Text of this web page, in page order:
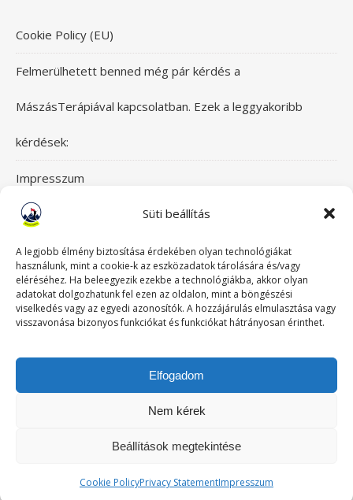
Süti beállítás
A legjobb élmény biztosítása érdekében olyan technológiákat
használunk, mint a cookie-k az eszközadatok tárolására és/vagy
eléréséhez. Ha beleegyezik ezekbe a technológiákba, akkor olyan
adatokat dolgozhatunk fel ezen az oldalon, mint a böngészési
viselkedés vagy az egyedi azonosítók. A hozzájárulás elmulasztása vagy
visszavonása bizonyos funkciókat és funkciókat hátrányosan érinthet.
Elfogadom
Nem kérek
Beállítások megtekintése
Cookie PolicyPrivacy StatementImpresszum
Cookie Policy (EU)
Felmerülhetett benned még pár kérdés a
MászásTerápiával kapcsolatban. Ezek a leggyakoribb
kérdések:
Impresszum
Itt érsz el bennünket!
Mászásterápia csapata
Szeretettel üdvözlünk a Mászásterápia oldalán! Gyere,
nézz körül!
TABUDÖNTÖGETŐ MászásTerápia
Történeteink
Ashe a sablont készítette: